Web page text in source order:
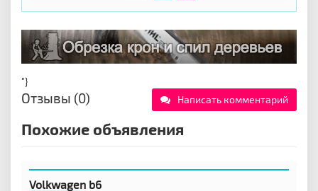
"}
Отзывы (0) Написать комментарий
Похожие объявления
Volkwagen b6